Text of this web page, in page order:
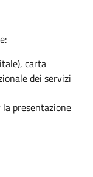
carta
dei servizi
presentazione